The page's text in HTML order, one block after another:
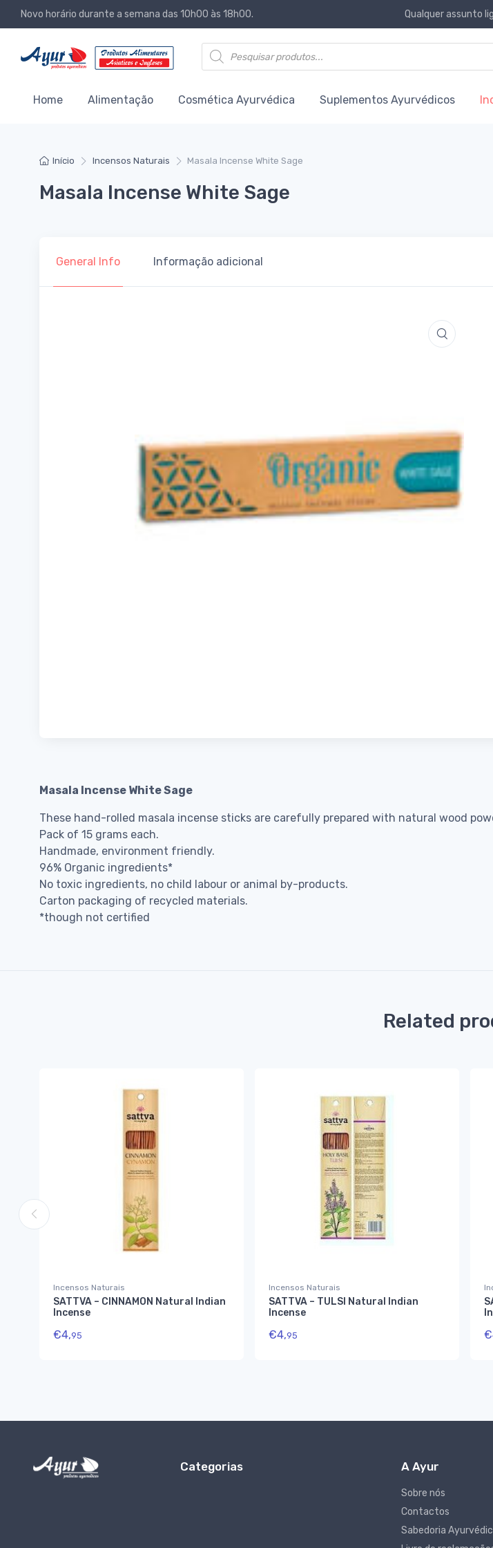
Novo horário durante a semana das 10h00 às 18h00. Qualquer assunto
Products search
Home Alimentação Cosmética Ayurvédica Suplementos Ayurvédicos
Início Incensos Naturais Masala Incense White Sage
Masala Incense White Sage
General Info Informação adicional
Masala Incense White Sage
These hand-rolled masala incense sticks are carefully prepared with natural wood
Pack of 15 grams each.
Handmade, environment friendly.
96% Organic ingredients*
No toxic ingredients, no child labour or animal by-products.
Carton packaging of recycled materials.
*though not certified
Related
Incensos Naturais
SATTVA – CINNAMON Natural Indian
Incense
€4,95
Incensos Naturais
SATTVA – TULSI Natural Indian
Incense
€4,95 €
Categorias A Ayur
Sobre nós
Contactos
Sabedoria